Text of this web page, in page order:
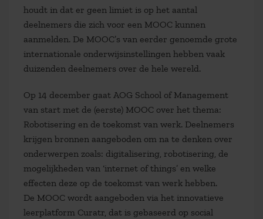
houdt in dat er geen limiet is op het aantal
deelnemers die zich voor een MOOC kunnen
aanmelden. De MOOC’s van eerder genoemde grote
internationale onderwijsinstellingen hebben vaak
duizenden deelnemers over de hele wereld.
Op 14 december gaat AOG School of Management
van start met de (eerste) MOOC over het thema:
Robotisering en de toekomst van werk. Deelnemers
krijgen bronnen aangeboden om na te denken over
onderwerpen zoals: digitalisering, robotisering, de
mogelijkheden van ‘internet of things’ en welke
effecten deze op de toekomst van werk hebben.
De MOOC wordt aangeboden via het innovatieve
leerplatform Curatr, dat is gebaseerd op social